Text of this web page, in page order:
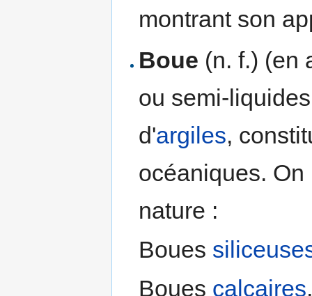
montrant son
Boue (n. f.) (en
ou semi-
d'argiles,
océaniques.
nature :
Boues
Boues calcaires